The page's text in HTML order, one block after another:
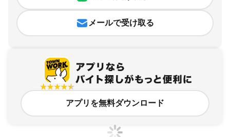
メールで受け取る
アプリを無料ダウンロード